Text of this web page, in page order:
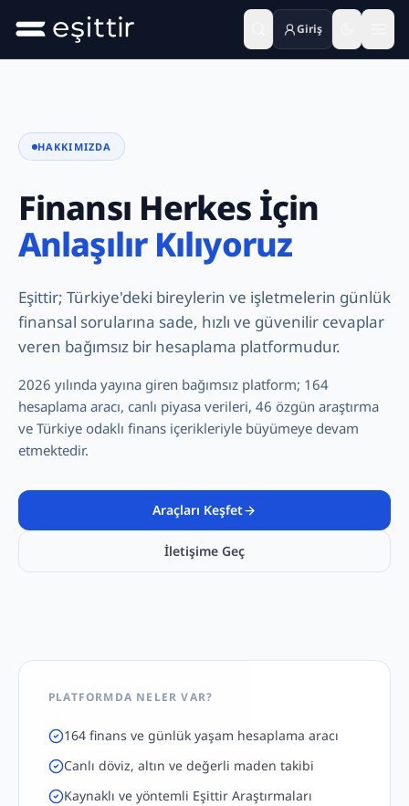
Ana içeriğe geç Giriş
HAKKIMIZDA
Finansı Herkes İçin
Anlaşılır Kılıyoruz
Eşittir; Türkiye'deki bireylerin ve işletmelerin günlük
finansal sorularına sade, hızlı ve güvenilir cevaplar
veren bağımsız bir hesaplama platformudur.
2026 yılında yayına giren bağımsız platform; 164
hesaplama aracı, canlı piyasa verileri, 46 özgün araştırma
ve Türkiye odaklı finans içerikleriyle büyümeye devam
etmektedir.
Araçları Keşfet
İletişime Geç
PLATFORMDA NELER VAR?
164 finans ve günlük yaşam hesaplama aracı
Canlı döviz, altın ve değerli maden takibi
Kaynaklı ve yöntemli Eşittir Araştırmaları